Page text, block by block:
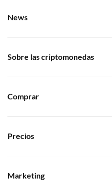
News
Sobre las criptomonedas
Comprar
Precios
Marketing